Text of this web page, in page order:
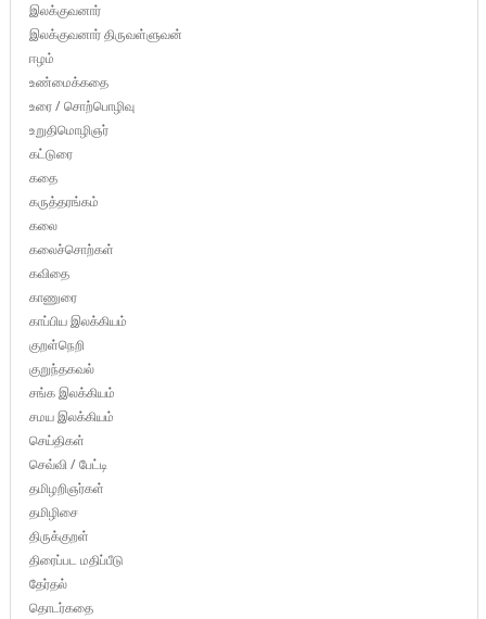
இலக்குவனார்
இலக்குவனார் திருவள்ளுவன்
ஈழம்
உண்மைக்கதை
உரை / சொற்பொழிவு
உறுதிமொழிஞர்
கட்டுரை
கதை
கருத்தரங்கம்
கலை
கலைச்சொற்கள்
கவிதை
காணுரை
காப்பிய இலக்கியம்
குறள்நெறி
குறுந்தகவல்
சங்க இலக்கியம்
சமய இலக்கியம்
செய்திகள்
செவ்வி / பேட்டி
தமிழறிஞர்கள்
தமிழிசை
திருக்குறள்
திரைப்பட மதிப்பீடு
தேர்தல்
தொடர்கதை